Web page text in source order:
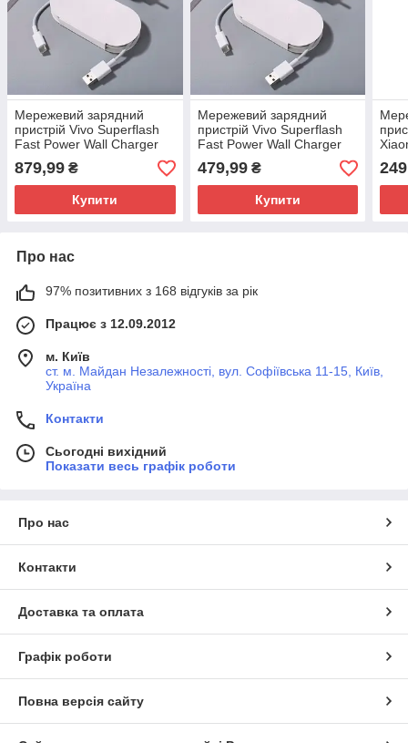
Мережевий зарядний
пристрій Vivo Superflash
Fast Power Wall Charger
80W Type-C 2 в 1
879,99 ₴
Купити
Мережевий зарядний
пристрій Vivo Superflash
Fast Power Wall Charger
44W Type-C 2 в 1
479,99₴
Купити
C 2
Про нас
97% позитивних з 168 відгуків за рік
Працює з 12.09.2012
м. Київ
ст. м. Майдан Незалежності, вул. Софіївська 11-15, Київ,
Україна
Контакти
Сьогодні вихідний
Показати весь графік роботи
Про нас
Контакти
Доставка та оплата
Графік роботи
Повна версія сайту